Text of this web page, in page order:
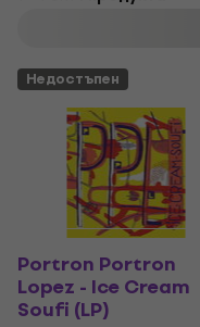
Недостъпен
Portron Portron
Lopez - Ice Cream
Soufi (LP)